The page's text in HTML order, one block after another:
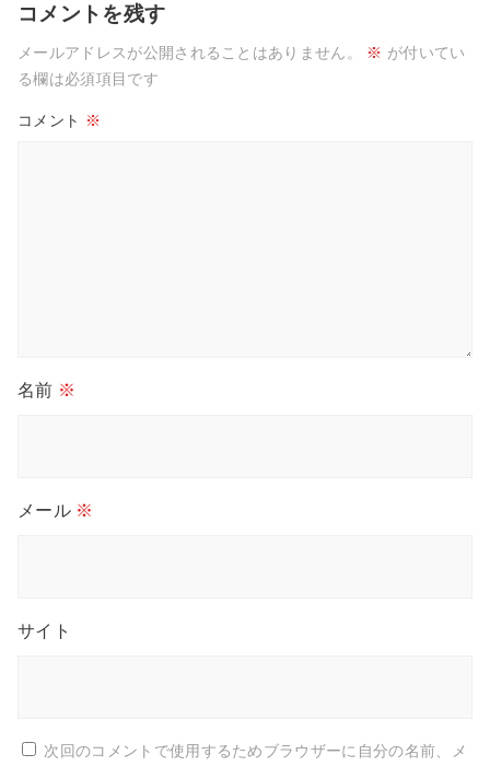
コメントを残す
メールアドレスが公開されることはありません。 ※ が付いてい
る欄は必須項目です
コメント ※
名前 ※
メール ※
サイト
次回のコメントで使用するためブラウザーに自分の名前、メ